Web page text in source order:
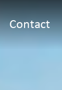
Contact